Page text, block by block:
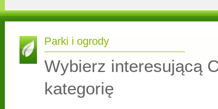
Parki i ogrody
Wybierz interesującą
kategorię